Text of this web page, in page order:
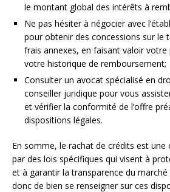
le montant global des intérêts à
Ne pas hésiter à négocier avec
pour obtenir des concessions sur le
frais annexes, en faisant valoir votre
votre historique de remboursement;
Consulter un avocat spécialisé en
conseiller juridique pour vous
et vérifier la conformité de l’offre
dispositions légales.
En somme, le rachat de crédits est une
par des lois spécifiques qui visent à
et à garantir la transparence du
donc de bien se renseigner sur ces